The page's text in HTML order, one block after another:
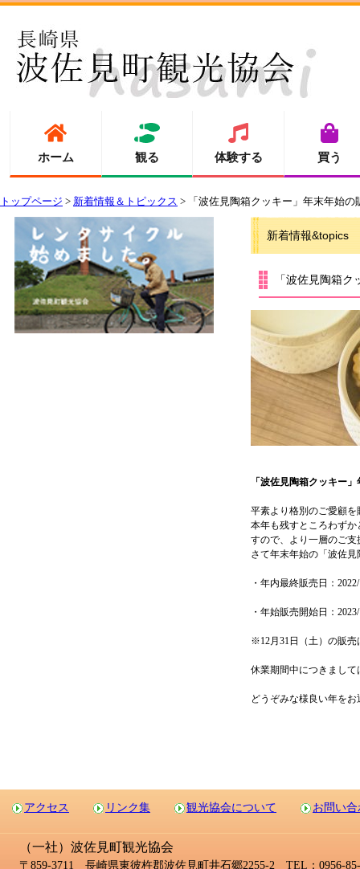
ホーム 観る 体験する 買う
トップページ > 新着情報＆トピックス > 「波佐見陶箱クッキー」年末年始
新着情報&topics
「波佐見陶箱
「波佐見陶箱クッキー
平素より格別のご愛顧
本年も残すところわず
すので、より一層のご
さて年末年始の「波佐
・年内最終販売日：
・年始販売開始日：
※12月31日（土）の販
休業期間中につきまし
どうぞみな様良い年を
アクセス リンク集 観光協会について お問い
（一社）波佐見町観光協会
〒859-3711 長崎県東彼杵郡波佐見町井石郷2255-2 TEL：0956-